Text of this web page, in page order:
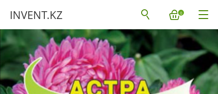
INVENT.KZ 0